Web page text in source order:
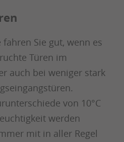
Sie gut, wenn es
Türen im
auch bei weniger stark
von 10°C
werden
mit in aller Regel